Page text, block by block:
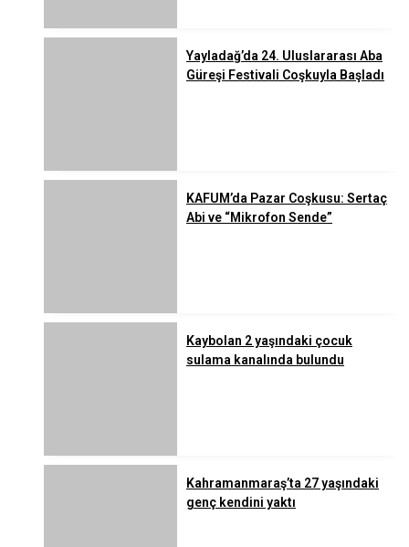
Yayladağ’da 24. Uluslararası Aba
Güreşi Festivali Coşkuyla Başladı
KAFUM’da Pazar Coşkusu: Sertaç
Abi ve “Mikrofon Sende”
Kaybolan 2 yaşındaki çocuk
sulama kanalında bulundu
Kahramanmaraş’ta 27 yaşındaki
genç kendini yaktı